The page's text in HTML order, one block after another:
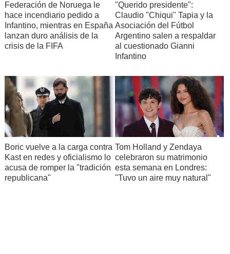
Federación de Noruega le
hace incendiario pedido a
Infantino, mientras en España
lanzan duro análisis de la
crisis de la FIFA
"Querido presidente":
Claudio "Chiqui" Tapia y la
Asociación del Fútbol
Argentino salen a respaldar
al cuestionado Gianni
Infantino
Boric vuelve a la carga contra
Kast en redes y oficialismo lo
acusa de romper la "tradición
republicana"
Tom Holland y Zendaya
celebraron su matrimonio
esta semana en Londres:
"Tuvo un aire muy natural"